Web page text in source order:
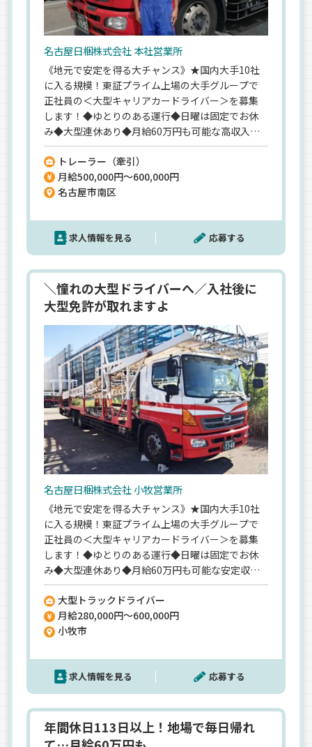
名古屋日梱株式会社 本社営業所
《地元で安定を得る大チャンス》★国内大手10社
に入る規模！東証プライム上場の大手グループで
正社員の＜大型キャリアカードライバー＞を募集
します！◆ゆとりのある運行◆日曜は固定でお休
み◆大型連休あり◆月給60万円も可能な高収入…
健康優良企業にも認定されており、すべてのトラッ
ク運転手が安心して働ける環境です。＜大手グルー
プだからこそ待遇もしっかり＞賞与年2回、財形貯
蓄制度、退職金など、この先長い目で見ても安心で
型免許・けん引免許は入社後でOK＞
トレーラー（牽引）
月給500,000円～600,000円
名古屋市南区
求人情報を見る 応募する
＼憧れの大型ドライバーへ／入社後に
大型免許が取れますよ
名古屋日梱株式会社 小牧営業所
《地元で安定を得る大チャンス》★国内大手10社
に入る規模！東証プライム上場の大手グループで
正社員の＜大型キャリアカードライバー＞を募集
します！◆ゆとりのある運行◆日曜は固定でお休
み◆大型連休あり◆月給60万円も可能な安定収
入…健康優良企業にも認定されており、すべてのト
ラック運転手が安心して働ける環境です。＜大手グ
ループだからこそ待遇もしっかり＞賞与年2回、財
形貯蓄制度、退職金など、この先長い目で見ても安
＜大型免許は入社後でOK＞
大型トラックドライバー
月給280,000円～600,000円
小牧市
求人情報を見る 応募する
年間休日113日以上！地場で毎日帰れ